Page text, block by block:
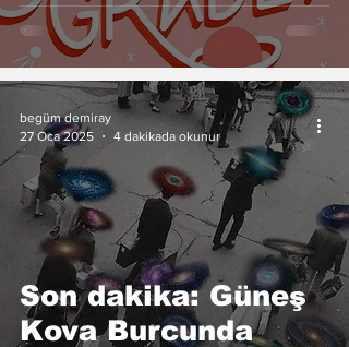
Son dakika: Güneş
Kova Burcunda
begüm demiray
27 Oca 2025
4 dakikada okunur